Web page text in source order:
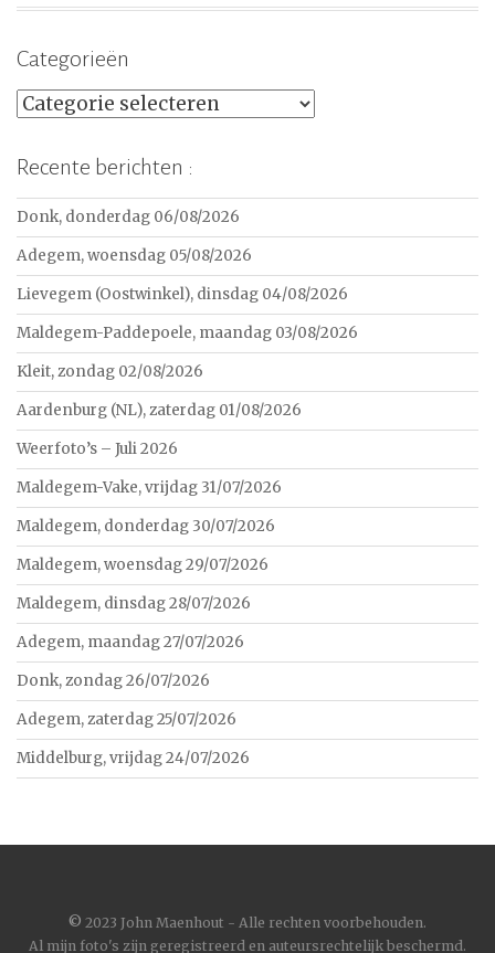
Categorieën
Categorieën
Recente berichten :
Donk, donderdag 06/08/2026
Adegem, woensdag 05/08/2026
Lievegem (Oostwinkel), dinsdag 04/08/2026
Maldegem-Paddepoele, maandag 03/08/2026
Kleit, zondag 02/08/2026
Aardenburg (NL), zaterdag 01/08/2026
Weerfoto’s – Juli 2026
Maldegem-Vake, vrijdag 31/07/2026
Maldegem, donderdag 30/07/2026
Maldegem, woensdag 29/07/2026
Maldegem, dinsdag 28/07/2026
Adegem, maandag 27/07/2026
Donk, zondag 26/07/2026
Adegem, zaterdag 25/07/2026
Middelburg, vrijdag 24/07/2026
© 2023 John Maenhout - Alle rechten voorbehouden.
Al mijn foto's zijn geregistreerd en auteursrechtelijk beschermd.